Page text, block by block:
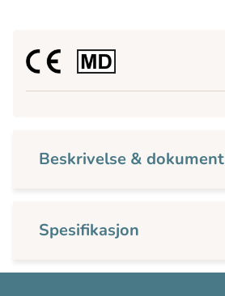
Beskrivelse & dokument
Spesifikasjon